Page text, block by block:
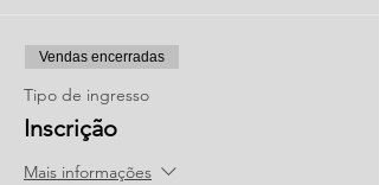
Vendas encerradas
Tipo de ingresso
Inscrição
Mais informações